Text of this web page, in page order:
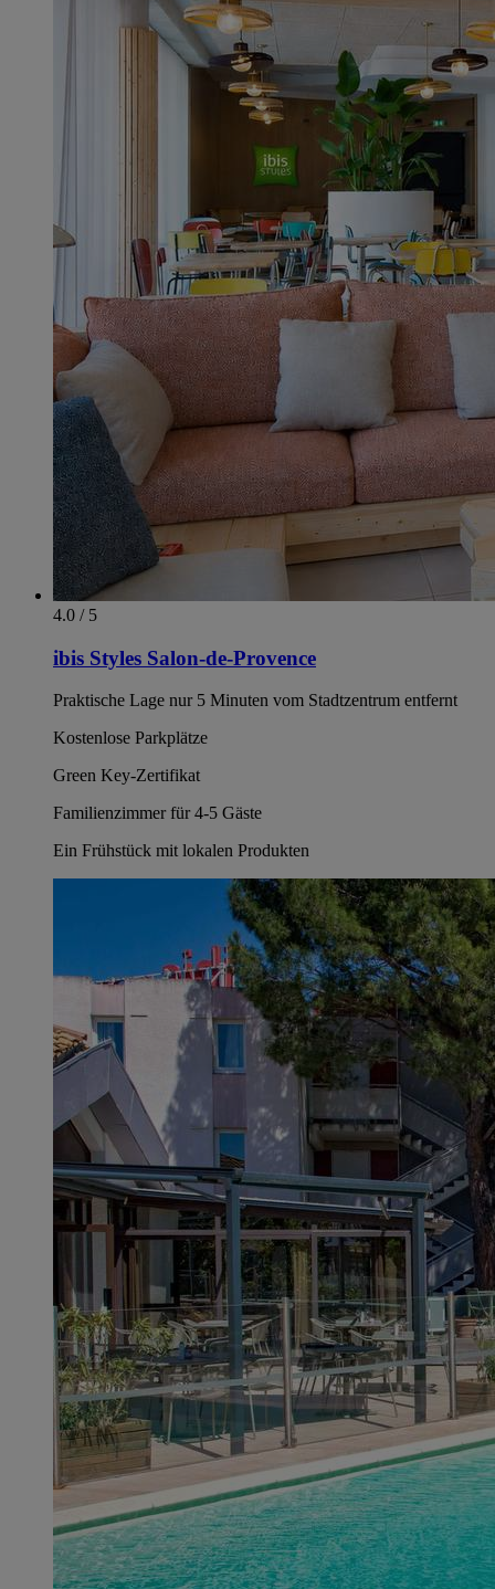
4.0 / 5
ibis Styles Salon-de-Provence
Praktische Lage nur 5 Minuten vom Stadtzentrum entfernt
Kostenlose Parkplätze
Green Key-Zertifikat
Familienzimmer für 4-5 Gäste
Ein Frühstück mit lokalen Produkten